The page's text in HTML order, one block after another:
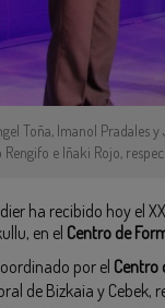
Toña, Imanol Pradales
e Iñaki Rojo,
ha recibido hoy el
en el Centro de
por el Centro
de Bizkaia y